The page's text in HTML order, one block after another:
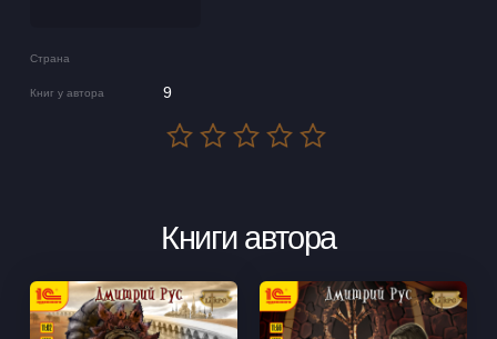
Страна
Книг у автора 9
Книги автора